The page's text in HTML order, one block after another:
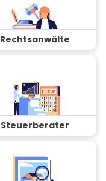
Rechtsanwälte
Steuerberater